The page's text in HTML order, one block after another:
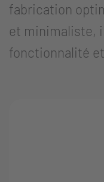
fabrication
et minimaliste,
fonctionnalité